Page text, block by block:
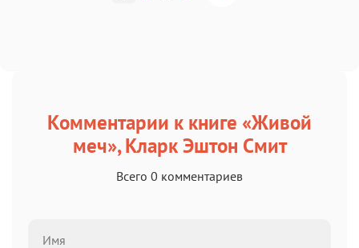
Комментарии к книге «Живой
меч», Кларк Эштон Смит
Всего 0 комментариев